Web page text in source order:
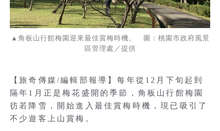
▲角板山行館梅園迎來最佳賞梅時機。 圖：桃園市政府風景
區管理處／提供
【旅奇傳媒/編輯部報導】每年從12月下旬起到
隔年1月正是梅花盛開的季節，角板山行館梅園
彷若降雪，開始進入最佳賞梅時機，現已吸引了
不少遊客上山賞梅。